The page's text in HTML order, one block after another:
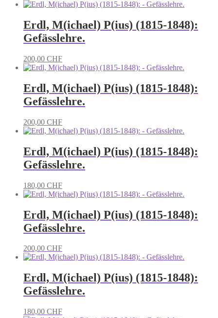
Erdl, M(ichael) P(ius) (1815-1848):
Gefässlehre.
200,00 CHF
Erdl, M(ichael) P(ius) (1815-1848):
Gefässlehre.
200,00 CHF
Erdl, M(ichael) P(ius) (1815-1848):
Gefässlehre.
180,00 CHF
Erdl, M(ichael) P(ius) (1815-1848):
Gefässlehre.
200,00 CHF
Erdl, M(ichael) P(ius) (1815-1848):
Gefässlehre.
180,00 CHF